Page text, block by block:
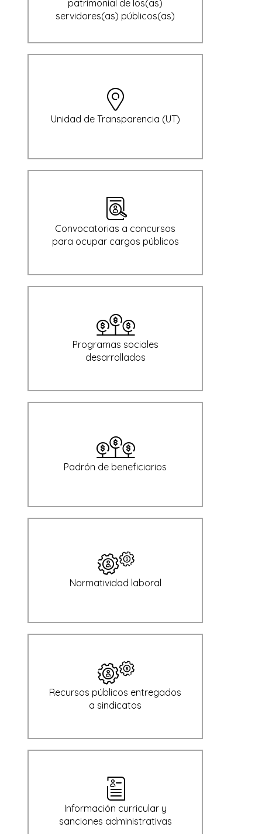
patrimonial de los(as)
servidores(as) públicos(as)
Unidad de Transparencia (UT)
Convocatorias a concursos
para ocupar cargos públicos
Programas sociales
desarrollados
Padrón de beneficiarios
Normatividad laboral
Recursos públicos entregados
a sindicatos
Información curricular y
sanciones administrativas